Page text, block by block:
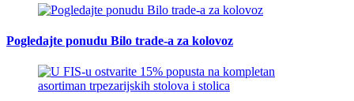
Pogledajte ponudu Bilo trade-a za kolovoz